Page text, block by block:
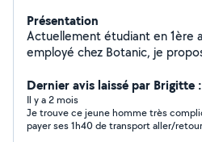
Présentation
Actuellement étudiant en 1ère
employé chez Botanic, je
Mon expertise chez Botanic me
accompagner sur le soin précis
(maladies, rempotage,
06-09-68-57-54
Dernier avis laissé par Brigitte
Il y a 2 mois
Je trouve ce jeune homme très
payer ses 1h40 de transport aller/